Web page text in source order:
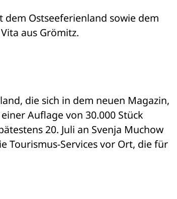
Ostseeferienland sowie dem
aus Grömitz.
die sich in dem neuen Magazin,
Auflage von 30.000 Stück
20. Juli an Svenja Muchow
Tourismus-Services vor Ort, die für